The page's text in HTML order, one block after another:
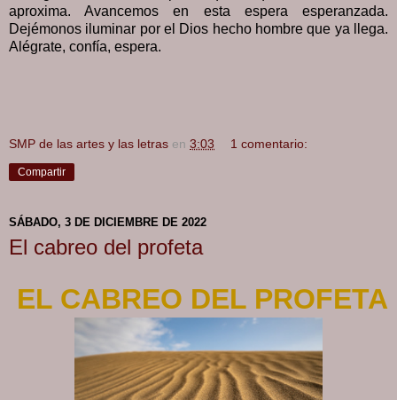
aproxima. Avancemos en esta espera esperanzada.
Dejémonos iluminar por el Dios hecho hombre que ya llega.
Alégrate, confía, espera.
SMP de las artes y las letras en 3:03 1 comentario:
Compartir
SÁBADO, 3 DE DICIEMBRE DE 2022
El cabreo del profeta
EL CABREO DEL PROFETA